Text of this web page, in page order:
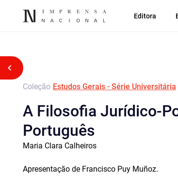
Editora
Voltar atrás
Coleção Estudos Gerais - Série Universitária
A Filosofia Jurídico-
Português
Maria Clara Calheiros
Apresentação de Francisco Puy Muñoz.